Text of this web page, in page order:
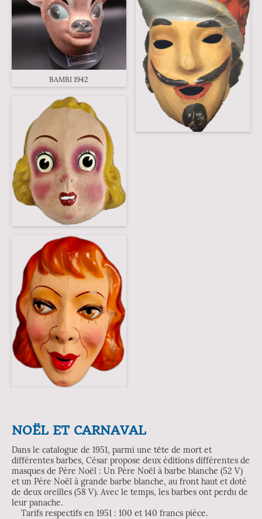
BAMBI 1942
NOËL ET CARNAVAL
Dans le catalogue de 1951, parmi une tête de mort et
différentes barbes, César propose deux éditions différentes de
masques de Père Noël : Un Père Noël à barbe blanche (52 V)
et un Père Noël à grande barbe blanche, au front haut et doté
de deux oreilles (58 V). Avec le temps, les barbes ont perdu de
leur panache.
Tarifs respectifs en 1951 : 100 et 140 francs pièce.